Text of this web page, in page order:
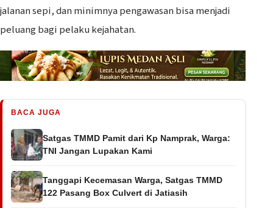
jalanan sepi, dan minimnya pengawasan bisa menjadi
peluang bagi pelaku kejahatan.
BACA JUGA
Satgas TMMD Pamit dari Kp Namprak, Warga:
TNI Jangan Lupakan Kami
Tanggapi Kecemasan Warga, Satgas TMMD
122 Pasang Box Culvert di Jatiasih